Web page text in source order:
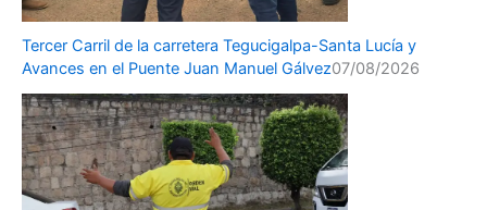
Tercer Carril de la carretera Tegucigalpa-Santa Lucía y
Avances en el Puente Juan Manuel Gálvez07/08/2026